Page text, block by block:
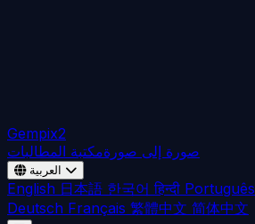
Gempix2
صورة إلى صورةمكتبة المطالبات
العربية
English 日本語 한국어 हिन्दी Português
Deutsch Français 繁體中文 简体中文